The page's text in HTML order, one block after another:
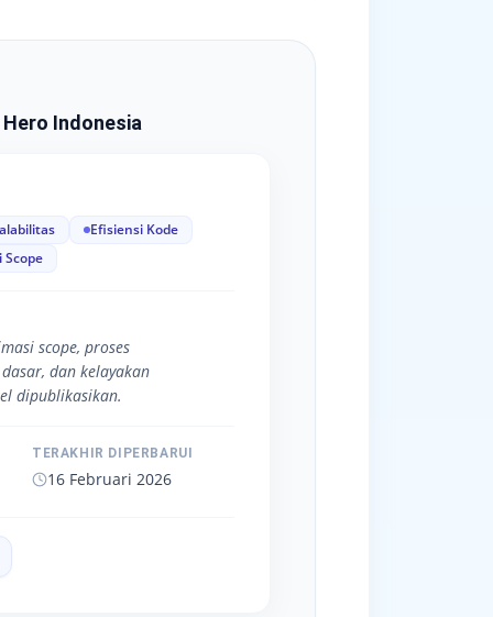
Indonesia
Efisiensi Kode
Scope
scope, proses
dan kelayakan
dipublikasikan.
TERAKHIR DIPERBARUI
16 Februari 2026